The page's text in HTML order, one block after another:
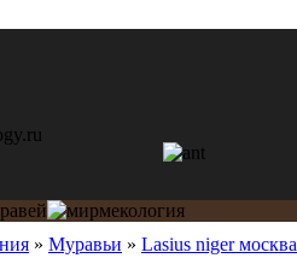
» Муравьи » Lasius niger москва